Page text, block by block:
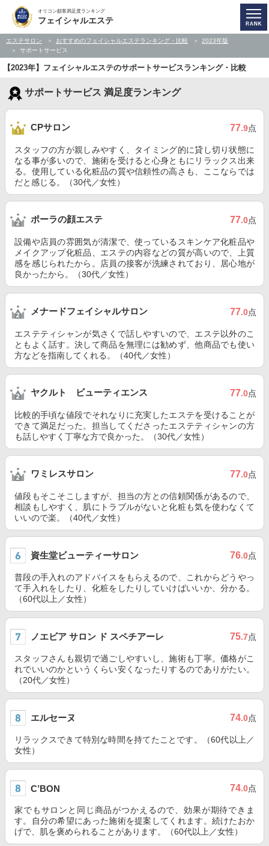
オリコン顧客満足度ランキング
フェイシャルエステ
エステサロン おすすめのフェイシャルエステランキング・比較
2023年版
サポートサービス
【2023年】フェイシャルエステのサポートサービスランキング・比較
サポートサービス 満足度ランキング
CPサロン 77.9点
スタッフの方が親しみやすく、タイミング的に貸し切り状態に
なる事が多いので、施術を受けると心身ともにリラックス出来
る。使用している化粧品の質や信頼性の高さも、ここならでは
だと感じる。（30代／女性）
ポーラの顔エステ 77.0点
設備や店員の雰囲気が清潔で、使っているスキンケア化粧品や
メイクアップ化粧品、エステの内容などの質が高いので、上質
感を感じられたから。店員の接客が洗練されており、居心地が
良かったから。（30代／女性）
メナードフェイシャルサロン 77.0点
エステティシャンが気さくで話しやすいので、エステ以外のこ
ともよく話す。決して商品を無理には勧めず、他商品でも使い
方などを指南してくれる。（40代／女性）
ヤクルト ビューティエンス 77.0点
比較的手頃な値段でそれなりに充実したエステを受けることが
できて満足だった。担当してくださったエステティシャンの方
も話しやすく丁寧な方で良かった。（30代／女性）
ワミレスサロン 77.0点
値段もそこそこしますが、担当の方との信頼関係があるので、
相談もしやすく、肌にトラブルがないと化粧も気を使わなくて
いいので楽。（40代／女性）
資生堂ビューティーサロン 76.0点
普段の手入れのアドバイスをもらえるので、これからどうやっ
て手入れをしたり、化粧をしたりしていけばいいか、分かる。
（60代以上／女性）
ノエビア サロン ド スペチアーレ 75.7点
スタッフさんも親切で過ごしやすいし、施術も丁寧。価格がこ
れでいいのかというくらい安くなったりするのでありがたい。
（20代／女性）
エルセーヌ 74.0点
リラックスできて特別な時間を持てたことです。（60代以上／
女性）
C’BON 74.0点
家でもサロンと同じ商品がつかえるので、効果が期待できま
す。自分の希望にあった施術を提案してくれます。続けたおか
げで、肌を褒められることがあります。（60代以上／女性）